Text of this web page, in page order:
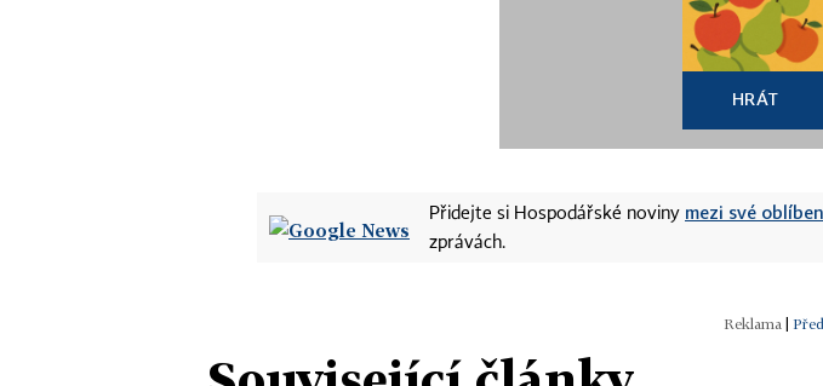
HRÁT
Přidejte si Hospodářské noviny mezi své
zprávách.
|